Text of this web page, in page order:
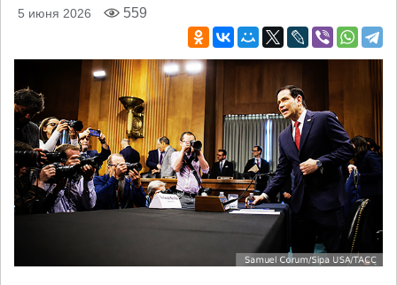
5 июня 2026 559